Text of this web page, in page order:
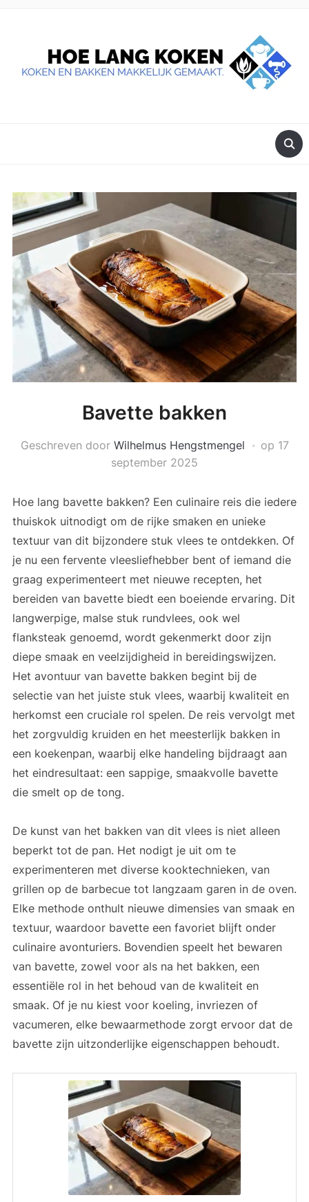
Bavette bakken
Geschreven door Wilhelmus Hengstmengel op 17
september 2025
Hoe lang bavette bakken? Een culinaire reis die iedere
thuiskok uitnodigt om de rijke smaken en unieke
textuur van dit bijzondere stuk vlees te ontdekken. Of
je nu een fervente vleesliefhebber bent of iemand die
graag experimenteert met nieuwe recepten, het
bereiden van bavette biedt een boeiende ervaring. Dit
langwerpige, malse stuk rundvlees, ook wel
flanksteak genoemd, wordt gekenmerkt door zijn
diepe smaak en veelzijdigheid in bereidingswijzen.
Het avontuur van bavette bakken begint bij de
selectie van het juiste stuk vlees, waarbij kwaliteit en
herkomst een cruciale rol spelen. De reis vervolgt met
het zorgvuldig kruiden en het meesterlijk bakken in
een koekenpan, waarbij elke handeling bijdraagt aan
het eindresultaat: een sappige, smaakvolle bavette
die smelt op de tong.
De kunst van het bakken van dit vlees is niet alleen
beperkt tot de pan. Het nodigt je uit om te
experimenteren met diverse kooktechnieken, van
grillen op de barbecue tot langzaam garen in de oven.
Elke methode onthult nieuwe dimensies van smaak en
textuur, waardoor bavette een favoriet blijft onder
culinaire avonturiers. Bovendien speelt het bewaren
van bavette, zowel voor als na het bakken, een
essentiële rol in het behoud van de kwaliteit en
smaak. Of je nu kiest voor koeling, invriezen of
vacumeren, elke bewaarmethode zorgt ervoor dat de
bavette zijn uitzonderlijke eigenschappen behoudt.